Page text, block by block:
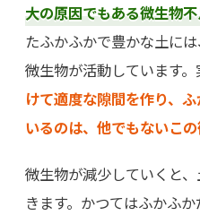
大の原因でもある微生物
たふかふかで豊かな土に
微生物が活動しています。
けて適度な隙間を作り、
いるのは、他でもないこ
微生物が減少していくと
きます。かつてはふかふ